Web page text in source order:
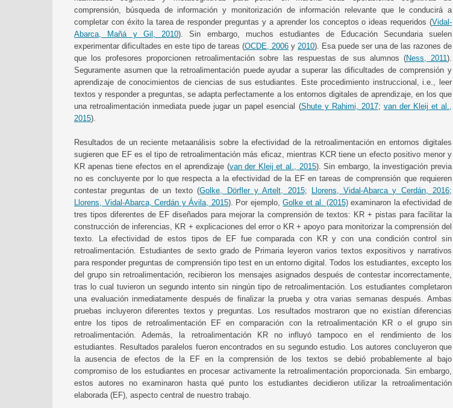
comprensión, búsqueda de información y monitorización de información relevante que le conducirá a
completar con éxito la tarea de responder preguntas y a aprender los conceptos o ideas requeridos (Vidal-
Abarca, Mañá y Gil, 2010). Sin embargo, muchos estudiantes de Educación Secundaria suelen
experimentar dificultades en este tipo de tareas (OCDE, 2006 y 2010). Esa puede ser una de las razones de
que los profesores proporcionen retroalimentación sobre las respuestas de sus alumnos (Ness, 2011).
Seguramente asumen que la retroalimentación puede ayudar a superar las dificultades de comprensión y
aprendizaje de conocimientos de ciencias de sus estudiantes. Este procedimiento instruccional, i.e., leer
textos y responder a preguntas, se adapta perfectamente a los entornos digitales de aprendizaje, en los que
una retroalimentación inmediata puede jugar un papel esencial (Shute y Rahimi, 2017; van der Kleij et al.,
2015).
Resultados de un reciente metaanálisis sobre la efectividad de la retroalimentación en entornos digitales
sugieren que EF es el tipo de retroalimentación más eficaz, mientras KCR tiene un efecto positivo menor y
KR apenas tiene efectos en el aprendizaje (van der Kleij et al., 2015). Sin embargo, la investigación previa
no es concluyente por lo que respecta a la efectividad de la EF en tareas de comprensión que requieren
contestar preguntas de un texto (Golke, Dörfler y Artelt, 2015; Llorens, Vidal-Abarca y Cerdán, 2016;
Llorens, Vidal-Abarca, Cerdán y Ávila, 2015). Por ejemplo,Golke et al. (2015)examinaron la efectividad de
tres tipos diferentes de EF diseñados para mejorar la comprensión de textos: KR + pistas para facilitar la
construcción de inferencias, KR + explicaciones del error o KR + apoyo para monitorizar la comprensión del
texto. La efectividad de estos tipos de EF fue comparada con KR y con una condición control sin
retroalimentación. Estudiantes de sexto grado de Primaria leyeron varios textos expositivos y narrativos
para responder preguntas de comprensión tipo test en un entorno digital. Todos los estudiantes, excepto los
del grupo sin retroalimentación, recibieron los mensajes asignados después de contestar incorrectamente,
tras lo cual tuvieron un segundo intento sin ningún tipo de retroalimentación. Los estudiantes completaron
una evaluación inmediatamente después de finalizar la prueba y otra varias semanas después. Ambas
pruebas incluyeron diferentes textos y preguntas. Los resultados mostraron que no existían diferencias
entre los tipos de retroalimentación EF en comparación con la retroalimentación KR o el grupo sin
retroalimentación. Además, la retroalimentación KR no influyó tampoco en el rendimiento de los
estudiantes. Resultados paralelos fueron encontrados en su segundo estudio. Los autores concluyeron que
la ausencia de efectos de la EF en la comprensión de los textos se debió probablemente al bajo
compromiso de los estudiantes en procesar activamente la retroalimentación proporcionada. Sin embargo,
estos autores no examinaron hasta qué punto los estudiantes decidieron utilizar la retroalimentación
elaborada (EF), aspecto central de nuestro trabajo.